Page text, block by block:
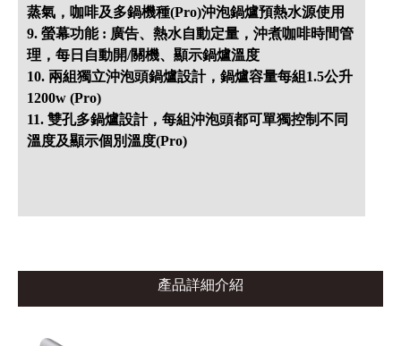
蒸氣，咖啡及多鍋機種(Pro)沖泡鍋爐預熱水源使用
9. 螢幕功能 : 廣告、熱水自動定量，沖煮咖啡時間管
理，每日自動開/關機、顯示鍋爐溫度
10. 兩組獨立沖泡頭鍋爐設計，鍋爐容量每組1.5公升
1200w (Pro)
11. 雙孔多鍋爐設計，每組沖泡頭都可單獨控制不同
溫度及顯示個別溫度(Pro)
產品詳細介紹